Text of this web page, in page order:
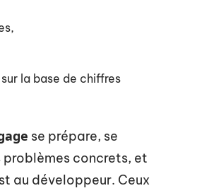
la base de chiffres
se prépare, se
problèmes concrets, et
au développeur. Ceux